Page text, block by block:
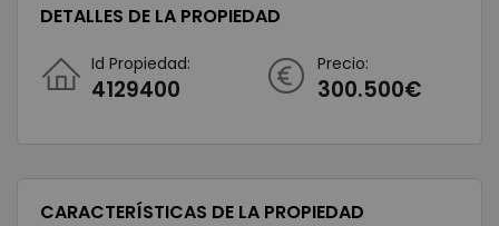
DETALLES DE LA PROPIEDAD
Id Propiedad:
4129400
Precio:
300.500€
CARACTERÍSTICAS DE LA PROPIEDAD